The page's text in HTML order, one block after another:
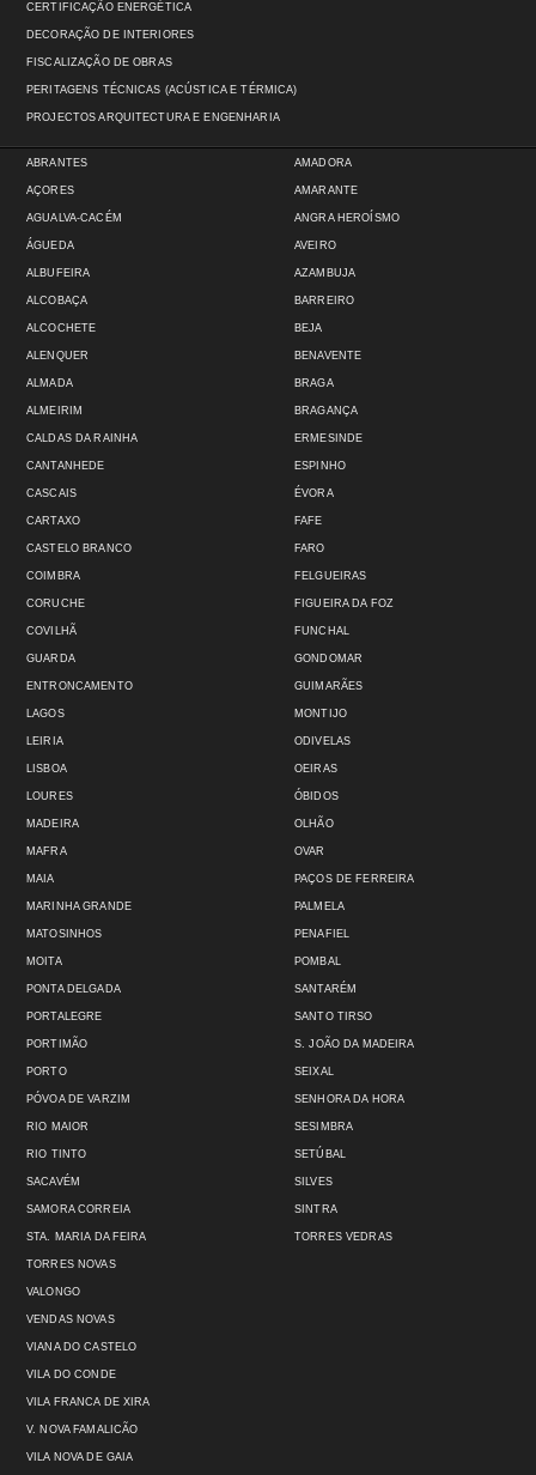
CERTIFICAÇÃO ENERGÉTICA
DECORAÇÃO DE INTERIORES
FISCALIZAÇÃO DE OBRAS
PERITAGENS TÉCNICAS (ACÚSTICA E TÉRMICA)
PROJECTOS ARQUITECTURA E ENGENHARIA
ABRANTES
AÇORES
AGUALVA-CACÉM
ÁGUEDA
ALBUFEIRA
ALCOBAÇA
ALCOCHETE
ALENQUER
ALMADA
ALMEIRIM
AMADORA
AMARANTE
ANGRA HEROÍSMO
AVEIRO
AZAMBUJA
BARREIRO
BEJA
BENAVENTE
BRAGA
BRAGANÇA
CALDAS DA RAINHA
CANTANHEDE
CASCAIS
CARTAXO
CASTELO BRANCO
COIMBRA
CORUCHE
COVILHÃ
GUARDA
ENTRONCAMENTO
ERMESINDE
ESPINHO
ÉVORA
FAFE
FARO
FELGUEIRAS
FIGUEIRA DA FOZ
FUNCHAL
GONDOMAR
GUIMARÃES
LAGOS
LEIRIA
LISBOA
LOURES
MADEIRA
MAFRA
MAIA
MARINHA GRANDE
MATOSINHOS
MOITA
MONTIJO
ODIVELAS
OEIRAS
ÓBIDOS
OLHÃO
OVAR
PAÇOS DE FERREIRA
PALMELA
PENAFIEL
POMBAL
PONTA DELGADA
PORTALEGRE
PORTIMÃO
PORTO
PÓVOA DE VARZIM
RIO MAIOR
RIO TINTO
SACAVÉM
SAMORA CORREIA
STA. MARIA DA FEIRA
SANTARÉM
SANTO TIRSO
S. JOÃO DA MADEIRA
SEIXAL
SENHORA DA HORA
SESIMBRA
SETÚBAL
SILVES
SINTRA
TORRES VEDRAS
TORRES NOVAS
VALONGO
VENDAS NOVAS
VIANA DO CASTELO
VILA DO CONDE
VILA FRANCA DE XIRA
V. NOVA FAMALICÃO
VILA NOVA DE GAIA